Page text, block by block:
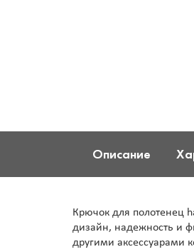
Описание
Крючок для полотенец
дизайн, надежность и
другими аксессуарами